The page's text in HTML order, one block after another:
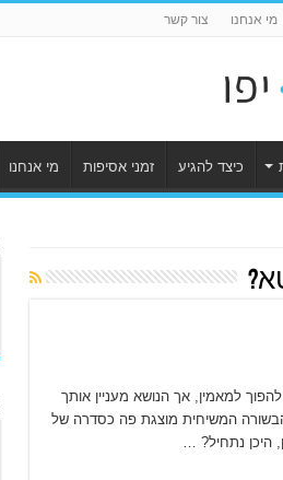
מי אנחנו צור קשר
כיצד להגיע זמני אסיפות מי אנחנו
למאמין, אך הנושא מעניין אותך
המשיחית מוצגת פה כסדרה של
היכן נתחיל? …